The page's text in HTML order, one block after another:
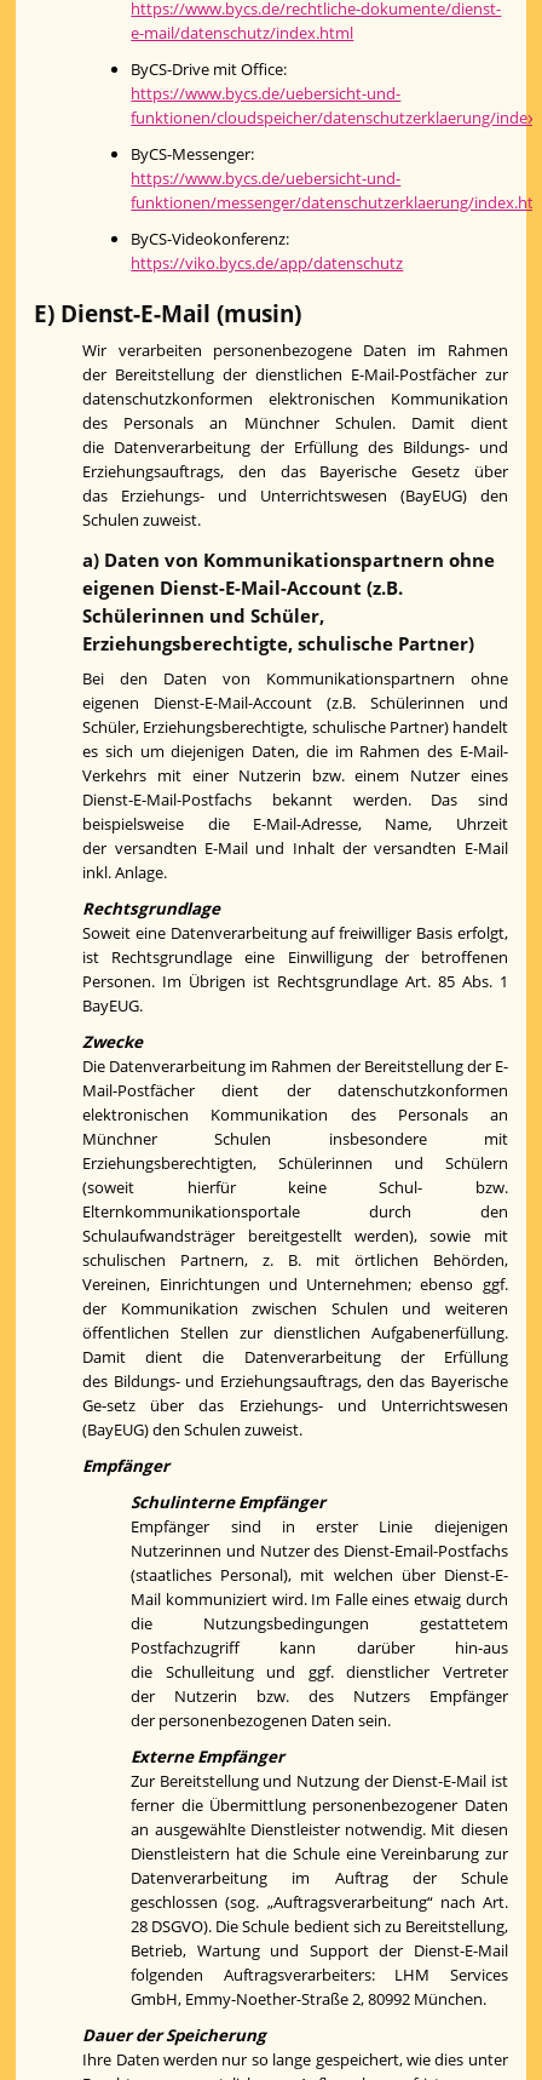
https://www.bycs.de/rechtliche-dokumente/dienst-
e-mail/datenschutz/index.html
ByCS-Drive mit Office:
https://www.bycs.de/uebersicht-und-
funktionen/cloudspeicher/datenschutzerklaerung/
ByCS-Messenger:
https://www.bycs.de/uebersicht-und-
funktionen/messenger/datenschutzerklaerung/
ByCS-Videokonferenz:
https://viko.bycs.de/app/datenschutz
E) Dienst-E-Mail (musin)
Wir verarbeiten personenbezogene Daten im Rahmen
der Bereitstellung der dienstlichen E-Mail-Postfächer zur
datenschutzkonformen elektronischen Kommunikation
des Personals an Münchner Schulen. Damit dient
die Datenverarbeitung der Erfüllung des Bildungs- und
Erziehungsauftrags, den das Bayerische Gesetz über
das Erziehungs- und Unterrichtswesen (BayEUG) den
Schulen zuweist.
a) Daten von Kommunikationspartnern ohne
eigenen Dienst-E-Mail-Account (z.B.
Schülerinnen und Schüler,
Erziehungsberechtigte, schulische Partner)
Bei den Daten von Kommunikationspartnern ohne
eigenen Dienst-E-Mail-Account (z.B. Schülerinnen und
Schüler, Erziehungsberechtigte, schulische Partner) handelt
es sich um diejenigen Daten, die im Rahmen des E-Mail-
Verkehrs mit einer Nutzerin bzw. einem Nutzer eines
Dienst-E-Mail-Postfachs bekannt werden. Das sind
beispielsweise die E-Mail-Adresse, Name, Uhrzeit
der versandten E-Mail und Inhalt der versandten E-Mail
inkl. Anlage.
Rechtsgrundlage
Soweit eine Datenverarbeitung auf freiwilliger Basis erfolgt,
ist Rechtsgrundlage eine Einwilligung der betroffenen
Personen. Im Übrigen ist Rechtsgrundlage Art. 85 Abs. 1
BayEUG.
Zwecke
Die Datenverarbeitung im Rahmen der Bereitstellung der E-
Mail-Postfächer dient der datenschutzkonformen
elektronischen Kommunikation des Personals an
Münchner Schulen insbesondere mit
Erziehungsberechtigten, Schülerinnen und Schülern
(soweit hierfür keine Schul- bzw.
Elternkommunikationsportale durch den
Schulaufwandsträger bereitgestellt werden), sowie mit
schulischen Partnern, z. B. mit örtlichen Behörden,
Vereinen, Einrichtungen und Unternehmen; ebenso ggf.
der Kommunikation zwischen Schulen und weiteren
öffentlichen Stellen zur dienstlichen Aufgabenerfüllung.
Damit dient die Datenverarbeitung der Erfüllung
des Bildungs- und Erziehungsauftrags, den das Bayerische
Ge-setz über das Erziehungs- und Unterrichtswesen
(BayEUG) den Schulen zuweist.
Empfänger
Schulinterne Empfänger
Empfänger sind in erster Linie diejenigen
Nutzerinnen und Nutzer des Dienst-Email-Postfachs
(staatliches Personal), mit welchen über Dienst-E-
Mail kommuniziert wird. Im Falle eines etwaig durch
die Nutzungsbedingungen gestattetem
Postfachzugriff kann darüber hin-aus
die Schulleitung und ggf. dienstlicher Vertreter
der Nutzerin bzw. des Nutzers Empfänger
der personenbezogenen Daten sein.
Externe Empfänger
Zur Bereitstellung und Nutzung der Dienst-E-Mail ist
ferner die Übermittlung personenbezogener Daten
an ausgewählte Dienstleister notwendig. Mit diesen
Dienstleistern hat die Schule eine Vereinbarung zur
Datenverarbeitung im Auftrag der Schule
geschlossen (sog. „Auftragsverarbeitung“ nach Art.
28 DSGVO). Die Schule bedient sich zu Bereitstellung,
Betrieb, Wartung und Support der Dienst-E-Mail
folgenden Auftragsverarbeiters: LHM Services
GmbH, Emmy-Noether-Straße 2, 80992 München.
Dauer der Speicherung
Ihre Daten werden nur so lange gespeichert, wie dies unter